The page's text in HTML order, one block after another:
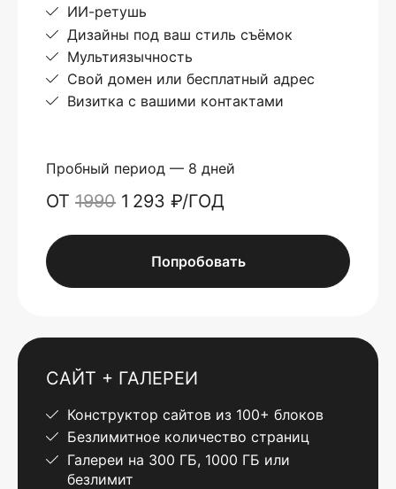
ИИ-ретушь
Дизайны под ваш стиль съёмок
Мультиязычность
Свой домен или бесплатный адрес
Визитка с вашими контактами
Пробный период — 8 дней
ОТ 1990 1 293 ₽/ГОД
Попробовать
САЙТ + ГАЛЕРЕИ
Конструктор сайтов из 100+ блоков
Безлимитное количество страниц
Галереи на 300 ГБ, 1000 ГБ или
безлимит